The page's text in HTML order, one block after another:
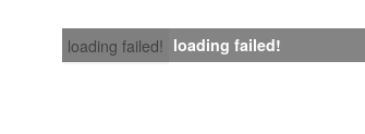
loading failed! loading failed!